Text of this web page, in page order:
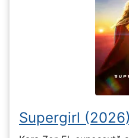
Supergirl (2026)